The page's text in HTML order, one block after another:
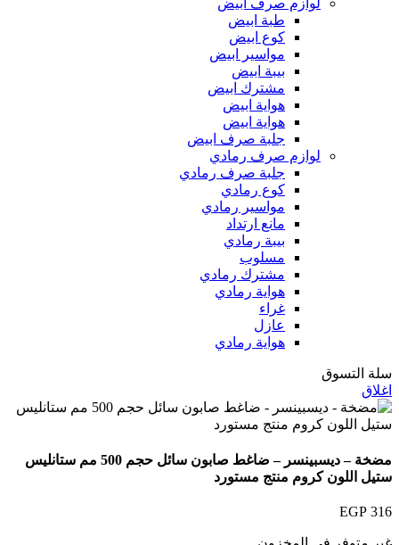
طبة ابيض
كوع ابيض
مواسير ابيض
بيبة ابيض
مشترك ابيض
هواية ابيض
هواية ابيض
جلبة صرف ابيض
لوازم صرف رمادي
جلبة صرف رمادي
كوع رمادي
مواسير رمادي
مانع ارتداد
بيبة رمادي
مسلوب
مشترك رمادي
هواية رمادي
غراء
عازل
هواية رمادي
سلة التسوق
اغلاق
مضخة – ديسبينسر – ضاغط صابون سائل حجم 500 مم ستانليس
ستيل اللون كروم منتج مستورد
316
EGP